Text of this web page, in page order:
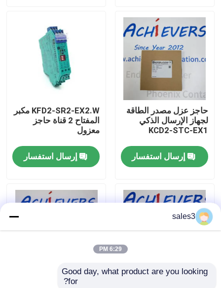
المنتجات
حولنا
جولة في المصنع
اتصل بنا
أخبار
اطلب اقتباس
News
حاجز عزل مصدر الطاقة
لجهاز الإرسال الذكي
KCD2-STC-EX1
إرسال استفسار
KFD2-SR2-EX2.W مكبر
المفتاح 2 قناة حاجز
معزول
إرسال استفسار
sales3
6:29 PM
Good day, what product are you looking
for?